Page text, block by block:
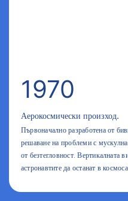
1970
Аерокосмически произход.
Първоначално разработена от
решаване на проблеми с
от безтегловност. Вертикалната
астронавтите да останат в